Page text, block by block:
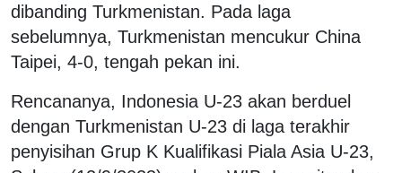
dibanding Turkmenistan. Pada laga
sebelumnya, Turkmenistan mencukur China
Taipei, 4-0, tengah pekan ini.
Rencananya, Indonesia U-23 akan berduel
dengan Turkmenistan U-23 di laga terakhir
penyisihan Grup K Kualifikasi Piala Asia U-23,